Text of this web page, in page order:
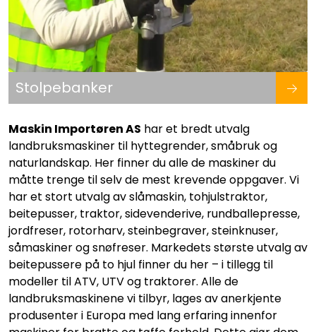
Stolpebanker
Maskin Importøren AS har et bredt utvalg
landbruksmaskiner til hyttegrender, småbruk og
naturlandskap. Her finner du alle de maskiner du
måtte trenge til selv de mest krevende oppgaver. Vi
har et stort utvalg av slåmaskin, tohjulstraktor,
beitepusser, traktor, sidevenderive, rundballepresse,
jordfreser, rotorharv, steinbegraver, steinknuser,
såmaskiner og snøfreser. Markedets største utvalg av
beitepussere på to hjul finner du her – i tillegg til
modeller til ATV, UTV og traktorer. Alle de
landbruksmaskinene vi tilbyr, lages av anerkjente
produsenter i Europa med lang erfaring innenfor